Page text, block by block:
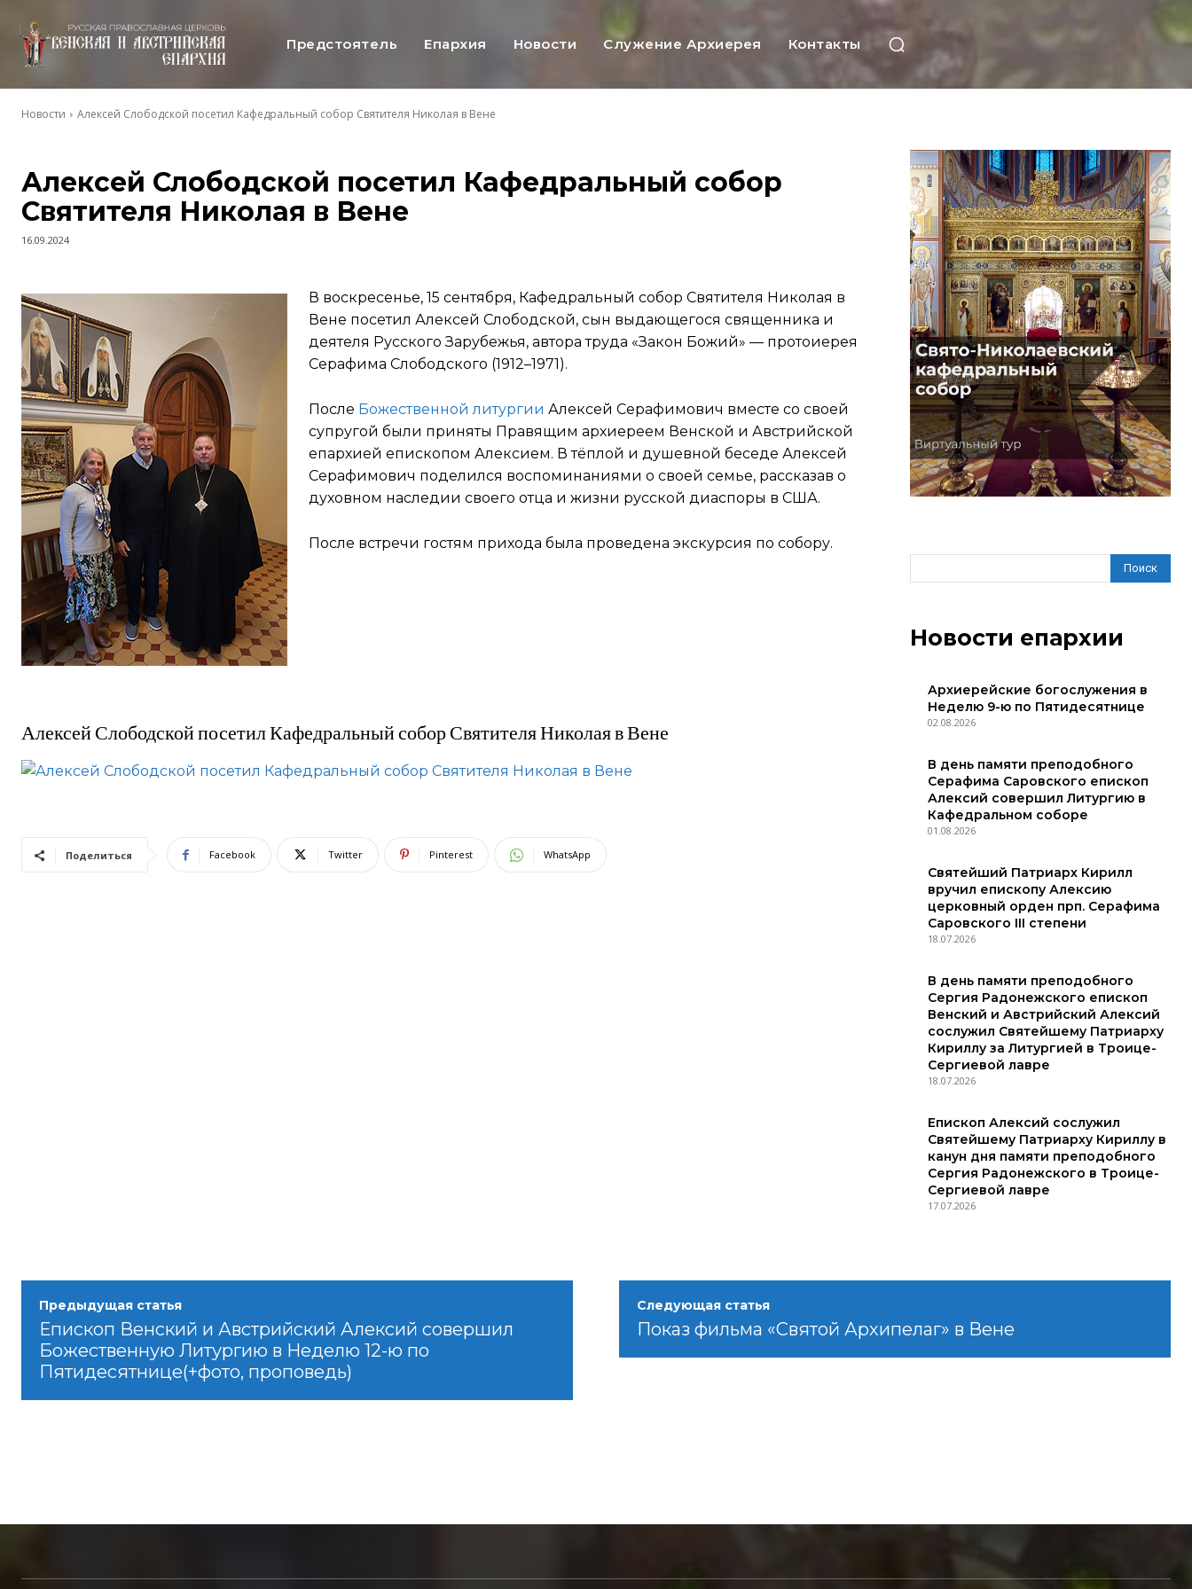
Предстоятель Епархия Новости Служение Архиерея Контакты
Новости Алексей Слободской посетил Кафедральный собор Святителя Николая в Вене
Алексей Слободской посетил Кафедральный собор
Святителя Николая в Вене
16.09.2024
В воскресенье, 15 сентября, Кафедральный собор Святителя Николая в
Вене посетил Алексей Слободской, сын выдающегося священника и
деятеля Русского Зарубежья, автора труда «Закон Божий» — протоиерея
Серафима Слободского (1912–1971).
После Божественной литургии Алексей Серафимович вместе со своей
супругой были приняты Правящим архиереем Венской и Австрийской
епархией епископом Алексием. В тёплой и душевной беседе Алексей
Серафимович поделился воспоминаниями о своей семье, рассказав о
духовном наследии своего отца и жизни русской диаспоры в США.
После встречи гостям прихода была проведена экскурсия по собору.
Алексей Слободской посетил Кафедральный собор Святителя Николая в Вене
Поделиться Facebook Twitter Pinterest WhatsApp
Поиск
Новости епархии
Архиерейские богослужения в
Неделю 9-ю по Пятидесятнице
02.08.2026
В день памяти преподобного
Серафима Саровского епископ
Алексий совершил Литургию в
Кафедральном соборе
01.08.2026
Святейший Патриарх Кирилл
вручил епископу Алексию
церковный орден прп. Серафима
Саровского III степени
18.07.2026
В день памяти преподобного
Сергия Радонежского епископ
Венский и Австрийский Алексий
сослужил Святейшему Патриарху
Кириллу за Литургией в Троице-
Сергиевой лавре
18.07.2026
Епископ Алексий сослужил
Святейшему Патриарху Кириллу в
канун дня памяти преподобного
Сергия Радонежского в Троице-
Сергиевой лавре
17.07.2026
Предыдущая статья
Епископ Венский и Австрийский Алексий совершил
Божественную Литургию в Неделю 12-ю по
Пятидесятнице(+фото, проповедь)
Следующая статья
Показ фильма «Святой Архипелаг» в Вене